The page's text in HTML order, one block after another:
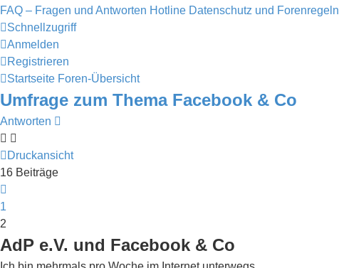
FAQ – Fragen und Antworten Hotline Datenschutz und Forenregeln
Schnellzugriff
Anmelden
Registrieren
Startseite Foren-Übersicht
Umfrage zum Thema Facebook & Co
Antworten
Druckansicht
16 Beiträge
1
2
AdP e.V. und Facebook & Co